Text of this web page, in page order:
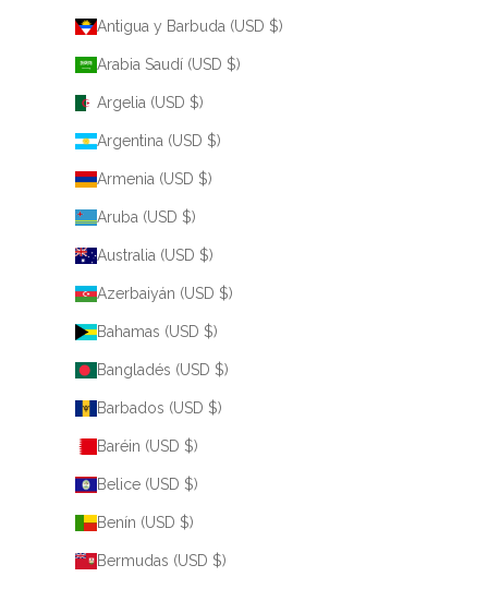
Antigua y Barbuda (USD $)
Arabia Saudí (USD $)
Argelia (USD $)
Argentina (USD $)
Armenia (USD $)
Aruba (USD $)
Australia (USD $)
Azerbaiyán (USD $)
Bahamas (USD $)
Bangladés (USD $)
Barbados (USD $)
Baréin (USD $)
Belice (USD $)
Benín (USD $)
Bermudas (USD $)